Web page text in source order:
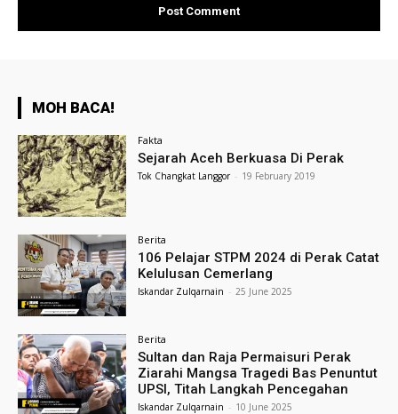
MOH BACA!
Fakta
Sejarah Aceh Berkuasa Di Perak
Tok Changkat Langgor - 19 February 2019
Berita
106 Pelajar STPM 2024 di Perak Catat
Kelulusan Cemerlang
Iskandar Zulqarnain - 25 June 2025
Berita
Sultan dan Raja Permaisuri Perak
Ziarahi Mangsa Tragedi Bas Penuntut
UPSI, Titah Langkah Pencegahan
Iskandar Zulqarnain - 10 June 2025